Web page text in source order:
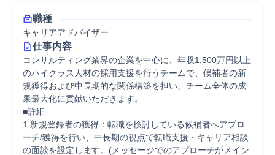
職種
キャリアアドバイザー
仕事内容
コンサルティング業界の企業を中心に、年収1,500万円以上
のハイクラス人材の採用支援を行うチームで、候補者の新
規獲得および中長期的な関係構築を担い、チーム全体の成
果最大化に貢献いただきます。
■詳細
1.新規登録者の獲得：転職を検討している候補者へアプロ
ーチ/獲得を行い、中長期の視点で転職支援・キャリア相談
の面談を設定します。(メッセージでのアプローチがメイン